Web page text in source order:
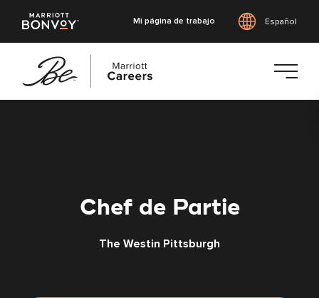
Mi página de trabajo Español
Chef de Partie
The Westin Pittsburgh